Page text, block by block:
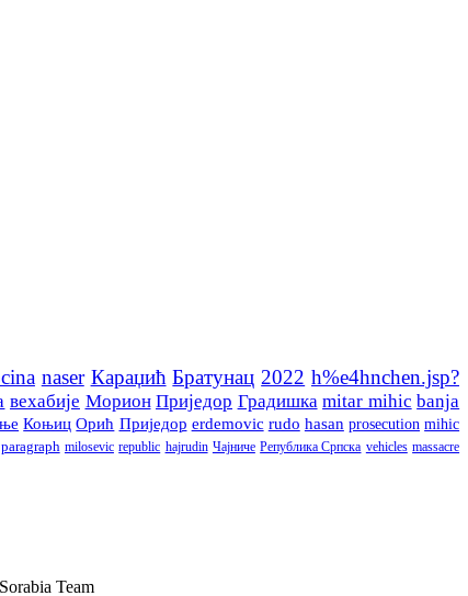
naser Караџић Братунац 2022 h%e4hnchen.jsp?
вехабије Морион Приједор Градишка mitar mihic banja
Коњиц Орић Приједор erdemovic rudo hasan prosecution mihic
paragraph milosevic republic hajrudin Чајниче Република Српска vehicles massacre
Team